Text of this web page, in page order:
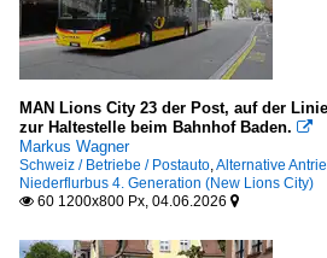
MAN Lions City 23 der Post, auf der
zur Haltestelle beim Bahnhof Baden. 
Markus Wagner
Schweiz / Betriebe / Postauto,Alternative
Niederflurbus 4. Generation (New Lions City)
 60 1200x800 Px, 04.06.2026 